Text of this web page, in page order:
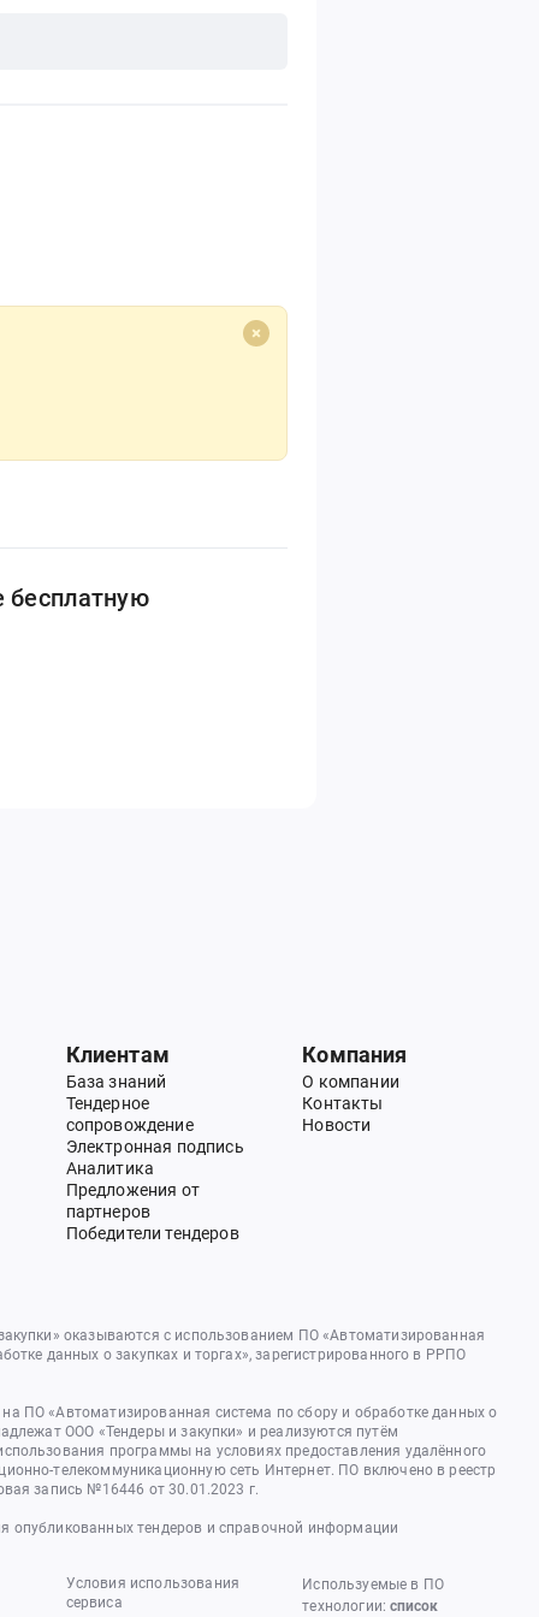
бесплатную
Клиентам
База знаний
Тендерное
сопровождение
Электронная подпись
Аналитика
Предложения от
партнеров
Победители тендеров
Компания
О компании
Контакты
Новости
оказываются с использованием ПО «Автоматизированная
данных о закупках и торгах», зарегистрированного в РРПО
ПО «Автоматизированная система по сбору и обработке данных о
ООО «Тендеры и закупки» и реализуются путём
программы на условиях предоставления удалённого
телекоммуникационную сеть Интернет. ПО включено в реестр
запись №16446 от 30.01.2023 г.
опубликованных тендеров и справочной информации
Условия использования
сервиса
Используемые в ПО
технологии:список